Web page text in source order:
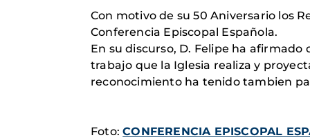
Con motivo de su 50 Aniversario los
Conferencia Episcopal Española.
En su discurso, D. Felipe ha
trabajo que la Iglesia realiza y
reconocimiento ha tenido tambien
Foto:CONFERENCIA EPISCOPAL